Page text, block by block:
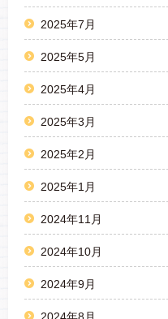
2025年7月
2025年5月
2025年4月
2025年3月
2025年2月
2025年1月
2024年11月
2024年10月
2024年9月
2024年8月